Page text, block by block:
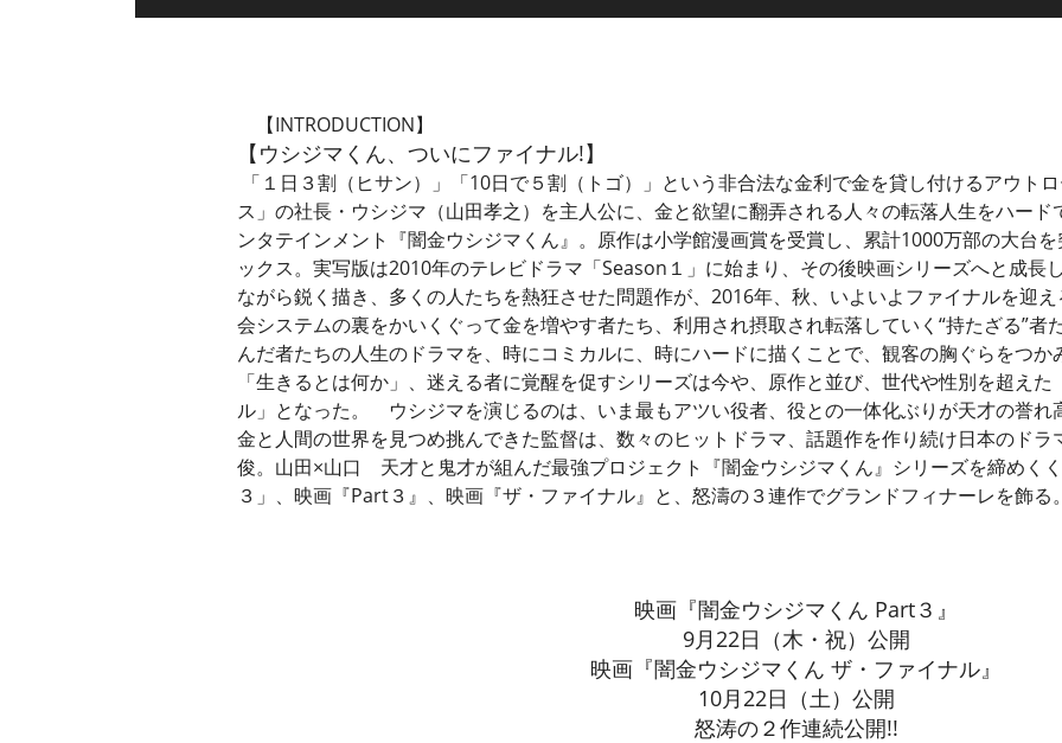
【INTRODUCTION】
【ウシジマくん、ついにファイナル!】
「１日３割（ヒサン）」「10日で５割（トゴ）」という非合法な金利で金を貸し付けるアウト
ス」の社長・ウシジマ（山田孝之）を主人公に、金と欲望に翻弄される人々の転落人生をハー
ンタテインメント『闇金ウシジマくん』。原作は小学館漫画賞を受賞し、累計1000万部の大台
ックス。実写版は2010年のテレビドラマ「Season１」に始まり、その後映画シリーズへと成長
ながら鋭く描き、多くの人たちを熱狂させた問題作が、2016年、秋、いよいよファイナルを
会システムの裏をかいくぐって金を増やす者たち、利用され摂取され転落していく“持たざる”
んだ者たちの人生のドラマを、時にコミカルに、時にハードに描くことで、観客の胸ぐらをつ
「生きるとは何か」、迷える者に覚醒を促すシリーズは今や、原作と並び、世代や性別を超え
ル」となった。 ウシジマを演じるのは、いま最もアツい役者、役との一体化ぶりが天才の誉
金と人間の世界を見つめ挑んできた監督は、数々のヒットドラマ、話題作を作り続け日本のド
俊。山田×山口 天才と鬼才が組んだ最強プロジェクト『闇金ウシジマくん』シリーズを締めく
３」、映画『Part３』、映画『ザ・ファイナル』と、怒濤の３連作でグランドフィナーレを飾る
映画『闇金ウシジマくん Part３』
9月22日（木・祝）公開
映画『闇金ウシジマくん ザ・ファイナル』
10月22日（土）公開
怒涛の２作連続公開!!